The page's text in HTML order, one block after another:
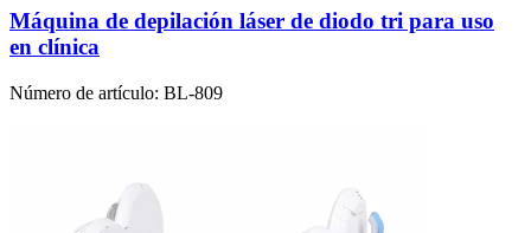
Máquina de depilación láser de diodo tri para uso
en clínica
Número de artículo: BL-809